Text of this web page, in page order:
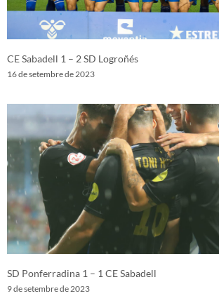
CE Sabadell 1 – 2 SD Logroñés
16 de setembre de 2023
SD Ponferradina 1 – 1 CE Sabadell
9 de setembre de 2023